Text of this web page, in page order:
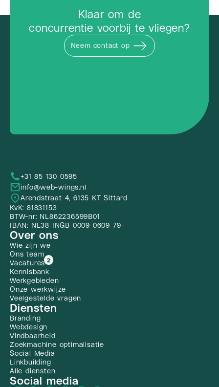
Klaar om de
concurrentie voorbij te vliegen?
Neem contact op
+31 85 130 0595
info@web-wings.nl
Arendstraat 4, 6135 KT Sittard
KvK: 81831153
BTW-nr: NL862236599B01
IBAN: NL38 INGB 0009 0609 79
Over ons
Wie zijn we
Ons team
Vacatures 2
Kennisbank
Werkgebieden
Onze werkwijze
Veelgestelde vragen
Diensten
Branding
Webdesign
Vindbaarheid
Zoekmachine optimalisatie
Social Media
Linkbuilding
Alle diensten
Social media